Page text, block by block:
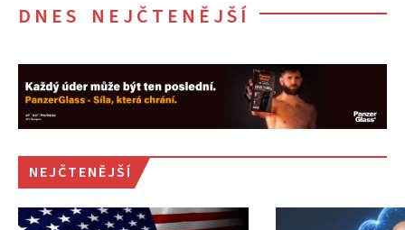
DNES NEJČTENĚJŠÍ
NEJČTENĚJŠÍ